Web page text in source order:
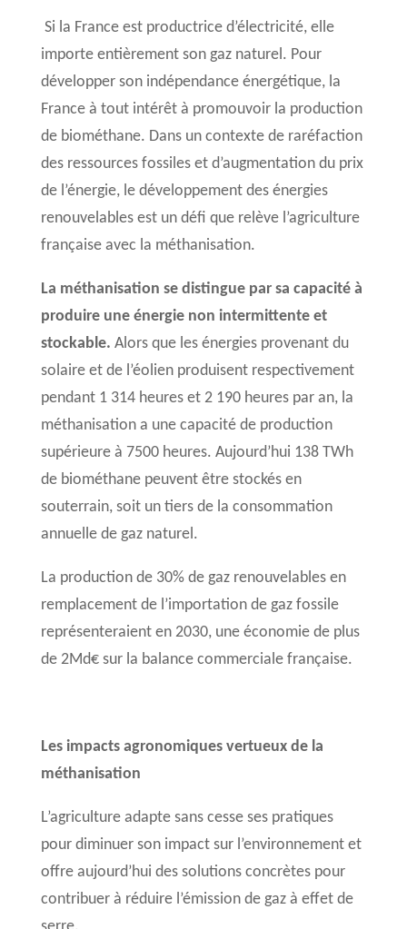
Si la France est productrice d’électricité, elle
importe entièrement son gaz naturel. Pour
développer son indépendance énergétique, la
France à tout intérêt à promouvoir la production
de biométhane. Dans un contexte de raréfaction
des ressources fossiles et d’augmentation du prix
de l’énergie, le développement des énergies
renouvelables est un défi que relève l’agriculture
française avec la méthanisation.
La méthanisation se distingue par sa capacité à
produire une énergie non intermittente et
stockable. Alors que les énergies provenant du
solaire et de l’éolien produisent respectivement
pendant 1 314 heures et 2 190 heures par an, la
méthanisation a une capacité de production
supérieure à 7500 heures. Aujourd’hui 138 TWh
de biométhane peuvent être stockés en
souterrain, soit un tiers de la consommation
annuelle de gaz naturel.
La production de 30% de gaz renouvelables en
remplacement de l’importation de gaz fossile
représenteraient en 2030, une économie de plus
de 2Md€ sur la balance commerciale française.
Les impacts agronomiques vertueux de la
méthanisation
L’agriculture adapte sans cesse ses pratiques
pour diminuer son impact sur l’environnement et
offre aujourd’hui des solutions concrètes pour
contribuer à réduire l’émission de gaz à effet de